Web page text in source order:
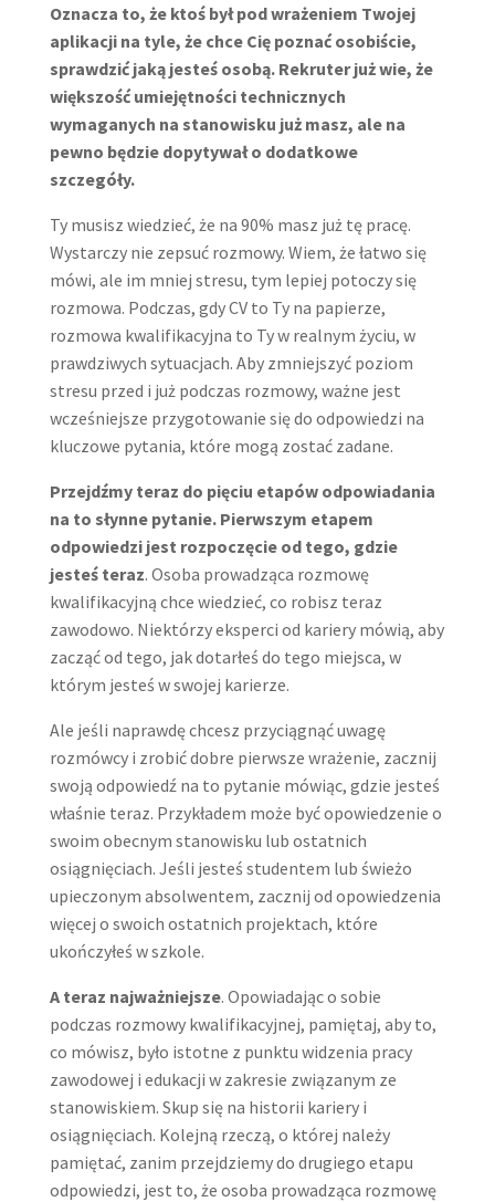
Oznacza to, że ktoś był pod wrażeniem Twojej
aplikacji na tyle, że chce Cię poznać osobiście,
sprawdzić jaką jesteś osobą. Rekruter już wie, że
większość umiejętności technicznych
wymaganych na stanowisku już masz, ale na
pewno będzie dopytywał o dodatkowe
szczegóły.
Ty musisz wiedzieć, że na 90% masz już tę pracę.
Wystarczy nie zepsuć rozmowy. Wiem, że łatwo się
mówi, ale im mniej stresu, tym lepiej potoczy się
rozmowa. Podczas, gdy CV to Ty na papierze,
rozmowa kwalifikacyjna to Ty w realnym życiu, w
prawdziwych sytuacjach. Aby zmniejszyć poziom
stresu przed i już podczas rozmowy, ważne jest
wcześniejsze przygotowanie się do odpowiedzi na
kluczowe pytania, które mogą zostać zadane.
Przejdźmy teraz do pięciu etapów odpowiadania
na to słynne pytanie. Pierwszym etapem
odpowiedzi jest rozpoczęcie od tego, gdzie
jesteś teraz. Osoba prowadząca rozmowę
kwalifikacyjną chce wiedzieć, co robisz teraz
zawodowo. Niektórzy eksperci od kariery mówią, aby
zacząć od tego, jak dotarłeś do tego miejsca, w
którym jesteś w swojej karierze.
Ale jeśli naprawdę chcesz przyciągnąć uwagę
rozmówcy i zrobić dobre pierwsze wrażenie, zacznij
swoją odpowiedź na to pytanie mówiąc, gdzie jesteś
właśnie teraz. Przykładem może być opowiedzenie o
swoim obecnym stanowisku lub ostatnich
osiągnięciach. Jeśli jesteś studentem lub świeżo
upieczonym absolwentem, zacznij od opowiedzenia
więcej o swoich ostatnich projektach, które
ukończyłeś w szkole.
A teraz najważniejsze. Opowiadając o sobie
podczas rozmowy kwalifikacyjnej, pamiętaj, aby to,
co mówisz, było istotne z punktu widzenia pracy
zawodowej i edukacji w zakresie związanym ze
stanowiskiem. Skup się na historii kariery i
osiągnięciach. Kolejną rzeczą, o której należy
pamiętać, zanim przejdziemy do drugiego etapu
odpowiedzi, jest to, że osoba prowadząca rozmowę